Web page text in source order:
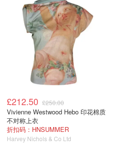
£212.50 £250.00
Vivienne Westwood Hebo 印花棉质
不对称上衣
折扣码：HNSUMMER
Harvey Nichols & Co Ltd